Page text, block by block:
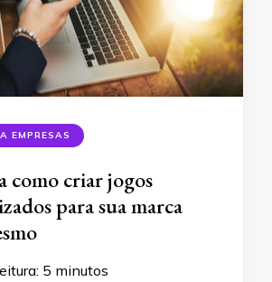
EMPRESAS
como criar jogos
para sua marca
5 minutos